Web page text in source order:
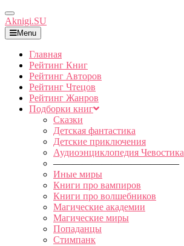
Toggle
Navigation
Aknigi.SU
Menu
Главная
Рейтинг Книг
Рейтинг Авторов
Рейтинг Чтецов
Рейтинг Жанров
Подборки книг
Сказки
Детская фантастика
Детские приключения
Аудиоэнциклопедия Чевостика
—————————————
Иные миры
Книги про вампиров
Книги про волшебников
Магические академии
Магические миры
Попаданцы
Стимпанк